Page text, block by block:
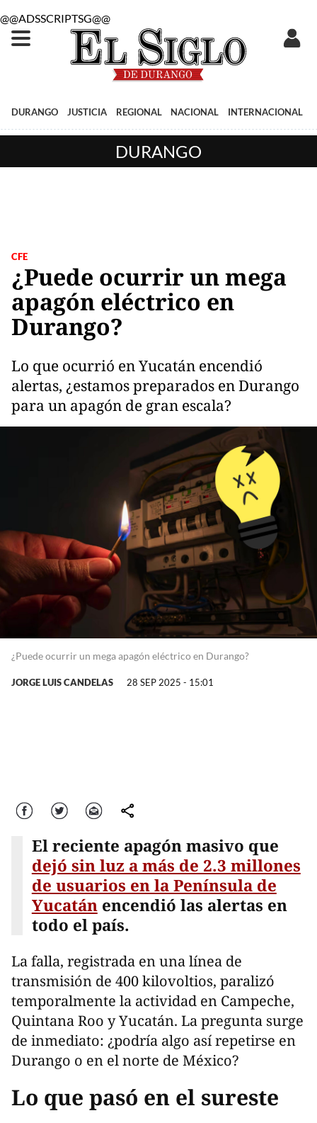
@@ADSSCRIPTSG@@
DURANGO JUSTICIA REGIONAL NACIONAL INTERNACIONAL
DURANGO
CFE
¿Puede ocurrir un mega
apagón eléctrico en
Durango?
Lo que ocurrió en Yucatán encendió
alertas, ¿estamos preparados en Durango
para un apagón de gran escala?
¿Puede ocurrir un mega apagón eléctrico en Durango?
JORGE LUIS CANDELAS 28 SEP 2025 - 15:01
Facebook Twitter Correo comparte
El reciente apagón masivo que
dejó sin luz a más de 2.3 millones
de usuarios en la Península de
Yucatánencendió las alertas en
todo el país.
La falla, registrada en una línea de
transmisión de 400 kilovoltios, paralizó
temporalmente la actividad en Campeche,
Quintana Roo y Yucatán. La pregunta surge
de inmediato: ¿podría algo así repetirse en
Durango o en el norte de México?
Lo que pasó en el sureste